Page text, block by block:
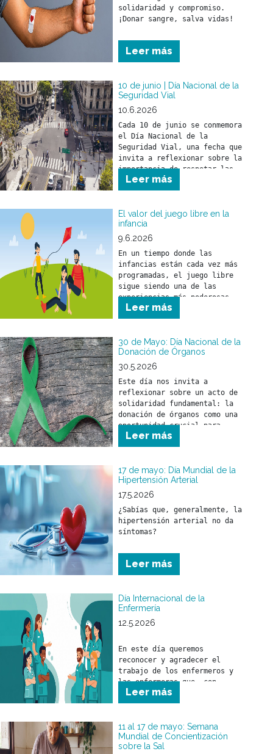
solidaridad y compromiso.
¡Donar sangre, salva vidas!
Leer más
10 de junio | Día Nacional de la
Seguridad Vial
10.6.2026
Cada 10 de junio se conmemora
el Día Nacional de la
Seguridad Vial, una fecha que
invita a reflexionar sobre la
importancia de respetar las
normas de tránsito para
prevenir siniestros viales y
personas que circulan por la
vía pública.
Leer más
El valor del juego libre en la
infancia
9.6.2026
En un tiempo donde las
infancias están cada vez más
programadas, el juego libre
sigue siendo una de las
experiencias más poderosas
para el desarrollo de los
niños.
Leer más
30 de Mayo: Día Nacional de la
Donación de Órganos
30.5.2026
Este día nos invita a
reflexionar sobre un acto de
solidaridad fundamental: la
donación de órganos como una
oportunidad crucial para
salvar y mejorar la calidad
de vida de miles de personas.
Leer más
17 de mayo: Día Mundial de la
Hipertensión Arterial
17.5.2026
¿Sabías que, generalmente, la
hipertensión arterial no da
síntomas?
Leer más
Día Internacional de la
Enfermería
12.5.2026
En este día queremos
reconocer y agradecer el
trabajo de los enfermeros y
las enfermeras que, con
responsabilidad, compromiso y
profesionalismo, brindan
beneficiarios.
A quienes forman parte de
Leer más
11 al 17 de mayo: Semana
Mundial de Concientización
sobre la Sal